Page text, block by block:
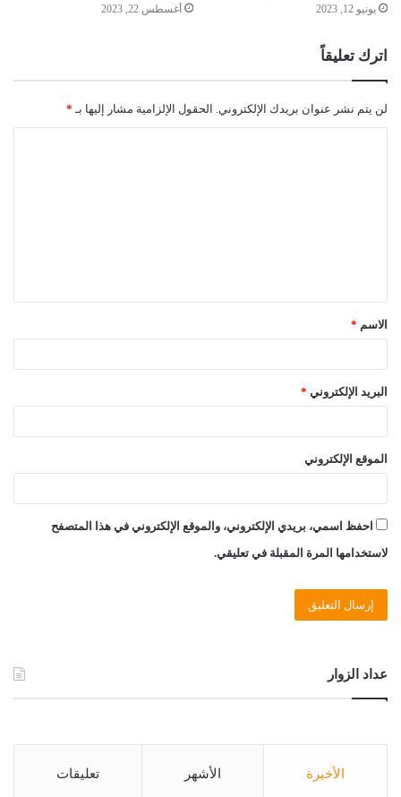
يونيو 12, 2023 أغسطس 22, 2023
اترك تعليقاً
لن يتم نشر عنوان بريدك الإلكتروني. الحقول الإلزامية مشار إليها بـ *
ق
*
الاسم *
البريد الإلكتروني *
الموقع الإلكتروني
احفظ اسمي، بريدي الإلكتروني، والموقع الإلكتروني في هذا المتصفح
لاستخدامها المرة المقبلة في تعليقي.
عداد الزوار
الأخيرة الأشهر تعليقات